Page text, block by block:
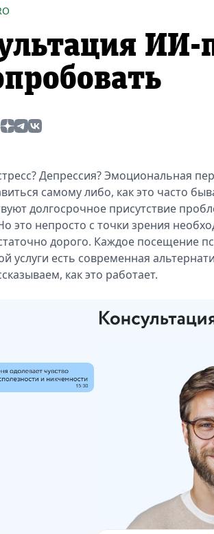
ИИ-
Депрессия? Эмоциональная
самому либо, как это часто
долгосрочное присутствие
это непросто с точки зрения
дорого. Каждое посещение
услуги есть современная
как это работает.